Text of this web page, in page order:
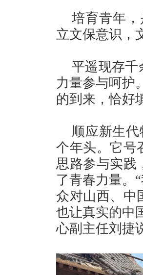
培育青年
立文保意识，
平遥现存千
力量参与呵护
的到来，恰好
顺应新生
个年头。它号
思路参与实践
了青春力量。
众对山西、中
也让真实的中
心副主任刘捷